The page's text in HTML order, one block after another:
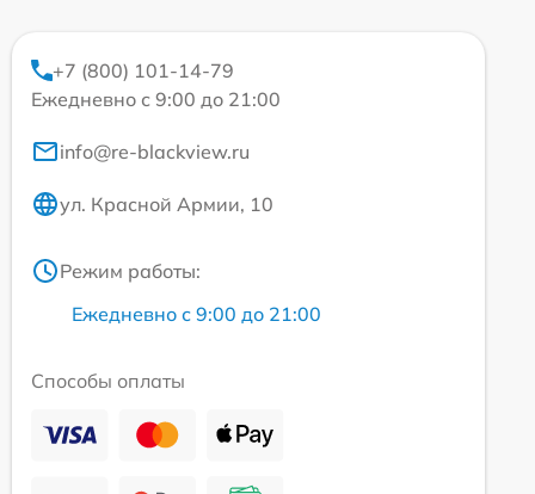
+7 (800) 101-14-79
Ежедневно с 9:00 до 21:00
info@re-blackview.ru
ул. Красной Армии, 10
Режим работы:
Ежедневно с 9:00 до 21:00
Способы оплаты